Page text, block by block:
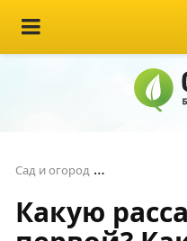
Сад и огород
Какую